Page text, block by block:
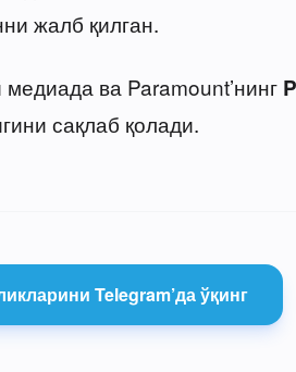
жалб қилган.
ва Paramount’нинг
сақлаб қолади.
Telegram’да ўқинг